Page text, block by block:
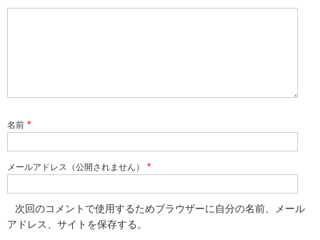
名前 *
メールアドレス（公開されません） *
次回のコメントで使用するためブラウザーに自分の名前、メール
アドレス、サイトを保存する。